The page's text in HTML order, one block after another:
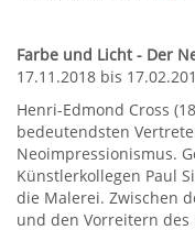
Farbe und Licht - Der
17.11.2018 bis
Henri-Edmond Cross
bedeutendsten
Neoimpressionismus.
Künstlerkollegen Paul
die Malerei. Zwischen
und den Vorreitern des